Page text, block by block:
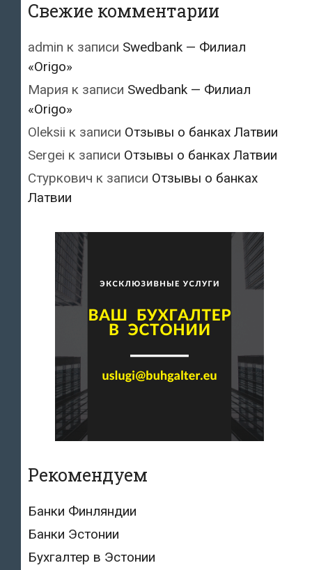
Свежие комментарии
admin к записи Swedbank — Филиал
«Origo»
Мария к записи Swedbank — Филиал
«Origo»
Oleksii к записи Отзывы о банках Латвии
Sergei к записи Отзывы о банках Латвии
Стуркович к записи Отзывы о банках
Латвии
Рекомендуем
Банки Финляндии
Банки Эстонии
Бухгалтер в Эстонии